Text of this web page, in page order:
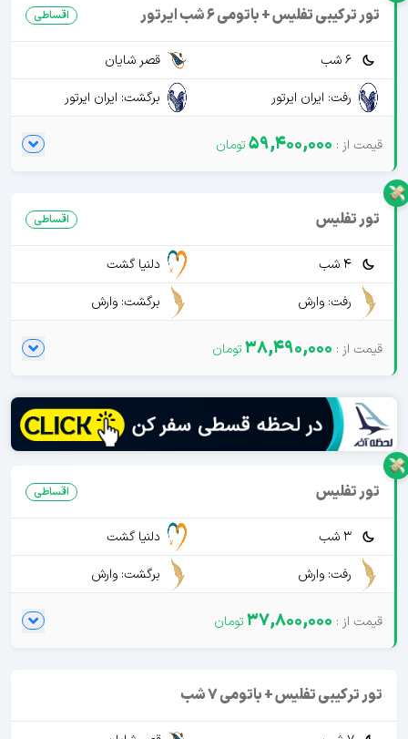
تور ترکیبی تفلیس + باتومی 6 شب ایرتور اقساطی
6 شب
قصر شایان
رفت: ایران ایرتور
برگشت: ایران ایرتور
59,400,000
تور تفلیس اقساطی
4 شب
دلنیا گشت
رفت: وارش
برگشت: وارش
38,490,000
تور تفلیس اقساطی
3 شب
دلنیا گشت
رفت: وارش
برگشت: وارش
37,800,000
تور ترکیبی تفلیس + باتومی 7 شب